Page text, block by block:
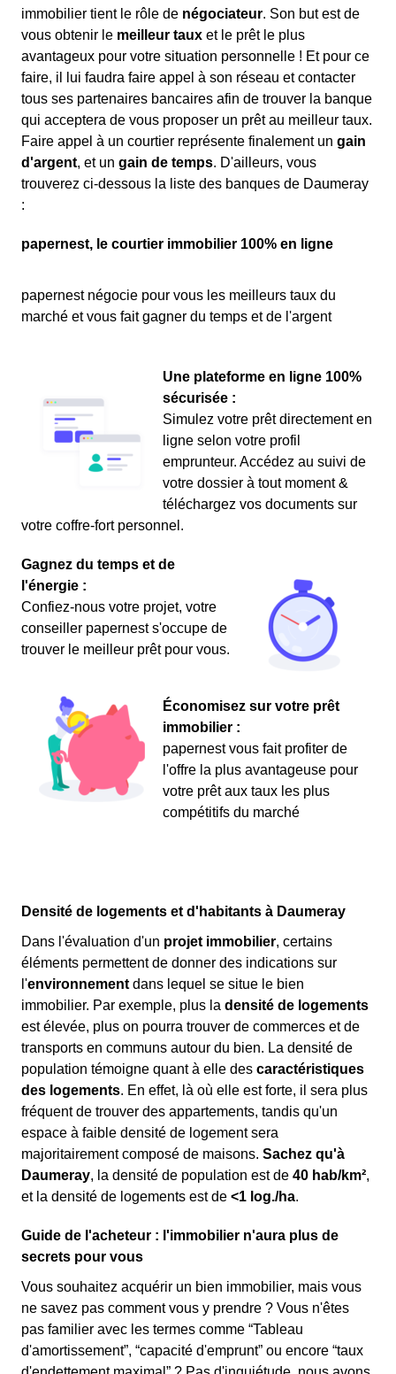
immobilier tient le rôle de négociateur. Son but est de
vous obtenir le meilleur taux et le prêt le plus
avantageux pour votre situation personnelle ! Et pour ce
faire, il lui faudra faire appel à son réseau et contacter
tous ses partenaires bancaires afin de trouver la banque
qui acceptera de vous proposer un prêt au meilleur taux.
Faire appel à un courtier représente finalement un gain
d'argent, et un gain de temps. D'ailleurs, vous
trouverez ci-dessous la liste des banques de Daumeray
:
papernest, le courtier immobilier 100% en ligne
papernest négocie pour vous les meilleurs taux du
marché et vous fait gagner du temps et de l'argent
Une plateforme en ligne 100%
sécurisée :
Simulez votre prêt directement en
ligne selon votre profil
emprunteur. Accédez au suivi de
votre dossier à tout moment &
téléchargez vos documents sur
votre coffre-fort personnel.
Gagnez du temps et de
l'énergie :
Confiez-nous votre projet, votre
conseiller papernest s'occupe de
trouver le meilleur prêt pour vous.
Économisez sur votre prêt
immobilier :
papernest vous fait profiter de
l'offre la plus avantageuse pour
votre prêt aux taux les plus
compétitifs du marché
Densité de logements et d'habitants à Daumeray
Dans l'évaluation d'un projet immobilier, certains
éléments permettent de donner des indications sur
l'environnement dans lequel se situe le bien
immobilier. Par exemple, plus la densité de logements
est élevée, plus on pourra trouver de commerces et de
transports en communs autour du bien. La densité de
population témoigne quant à elle des caractéristiques
des logements. En effet, là où elle est forte, il sera plus
fréquent de trouver des appartements, tandis qu'un
espace à faible densité de logement sera
majoritairement composé de maisons. Sachez qu'à
Daumeray, la densité de population est de 40 hab/km²,
et la densité de logements est de <1 log./ha.
Guide de l'acheteur : l'immobilier n'aura plus de
secrets pour vous
Vous souhaitez acquérir un bien immobilier, mais vous
ne savez pas comment vous y prendre ? Vous n'êtes
pas familier avec les termes comme “Tableau
d'amortissement”, “capacité d'emprunt” ou encore “taux